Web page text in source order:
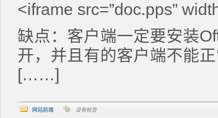
<iframe src=”doc.pps”
缺点：客户端一定要安装
开，并且有的客户端不能
[……]
网站前端 没有标签